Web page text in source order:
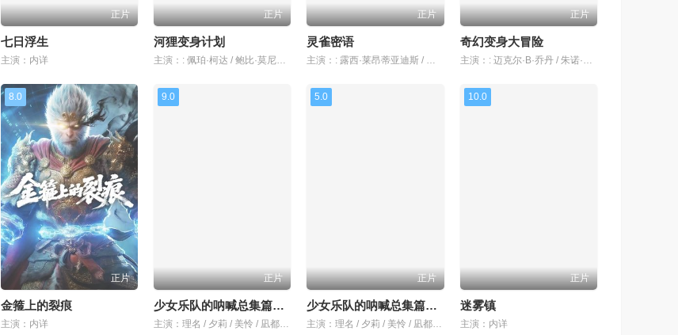
正片
七日浮生
主演：内详
正片
河狸变身计划
主演：: 佩珀·柯达 / 鲍比·莫尼汉 / 乔恩·哈姆 / 凯茜·纳基麦 / 戴夫·弗兰科 /
正片
灵雀密语
主演：: 露西·莱昂蒂亚迪斯 / 安东·苏韦尔比-乔尔吉斯 / 玛丽娜·勒盖内克 / 扬尼克·若兰 / 弗朗索瓦·马尔图雷特 /
正片
奇幻变身大冒险
主演：: 迈克尔·B·乔丹 / 朱诺·坦普尔 / 崔西·摩根 / 塞德里克·凯尔斯 / 内森·格雷诺 /
8.0
正片
金箍上的裂痕
主演：内详
9.0
正片
少女乐队的呐喊总集篇：青春狂走曲
主演：理名 / 夕莉 / 美怜 / 凪都 / 朱李
5.0
正片
少女乐队的呐喊总集篇：嘿，未来
主演：理名 / 夕莉 / 美怜 / 凪都 / 朱李
10.0
正片
迷雾镇
主演：内详